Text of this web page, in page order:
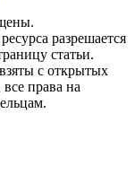
разрешается
статьи.
с открытых
права на